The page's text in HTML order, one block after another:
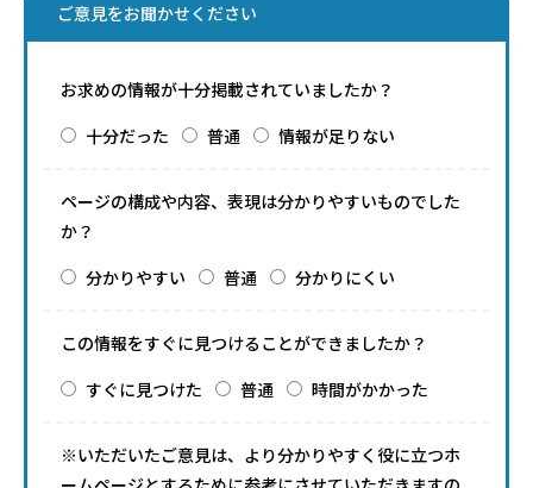
ご意見をお聞かせください
お求めの情報が十分掲載されていましたか？
十分だった
普通 情報が足りない
ページの構成や内容、表現は分かりやすいものでした
か？
分かりやすい
普通 分かりにくい
この情報をすぐに見つけることができましたか？
すぐに見つけた
普通 時間がかかった
※いただいたご意見は、より分かりやすく役に立つホ